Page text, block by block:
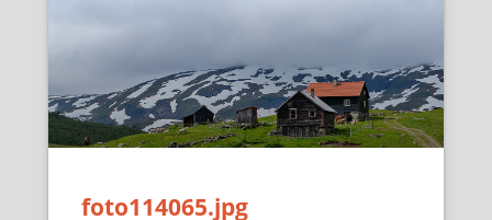
foto114065.jpg